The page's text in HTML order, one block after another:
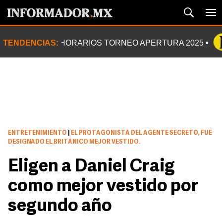
TENDENCIAS: HORARIOS TORNEO APERTURA 2025
ENTRETENIMIENTO
EL PROTAGONISTA DEL AGENTE SECRETO, FUE
DESIGNADO EL BRITÁNICO MEJOR VESTIDO.
Eligen a Daniel Craig
como mejor vestido por
segundo año